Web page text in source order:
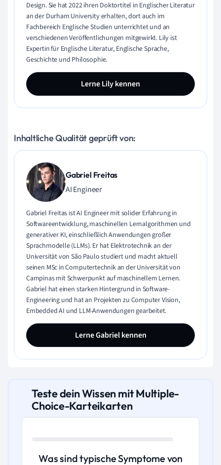
Design. Sie hat 2022 ihren Doktortitel in Englischer Literatur
an der Durham University erhalten, dort auch im
Fachbereich Englische Studien unterrichtet und an
verschiedenen Veröffentlichungen mitgewirkt. Lily ist
Expertin für Englische Literatur, Englische Sprache,
Geschichte und Philosophie.
Lerne Lily kennen
Inhaltliche Qualität geprüft von:
Gabriel Freitas
AI Engineer
Gabriel Freitas ist AI Engineer mit solider Erfahrung in
Softwareentwicklung, maschinellen Lernalgorithmen und
generativer KI, einschließlich Anwendungen großer
Sprachmodelle (LLMs). Er hat Elektrotechnik an der
Universität von São Paulo studiert und macht aktuell
seinen MSc in Computertechnik an der Universität von
Campinas mit Schwerpunkt auf maschinellem Lernen.
Gabriel hat einen starken Hintergrund in Software-
Engineering und hat an Projekten zu Computer Vision,
Embedded AI und LLM-Anwendungen gearbeitet.
Lerne Gabriel kennen
Teste dein Wissen mit Multiple-
Choice-Karteikarten
Was sind typische Symptome von